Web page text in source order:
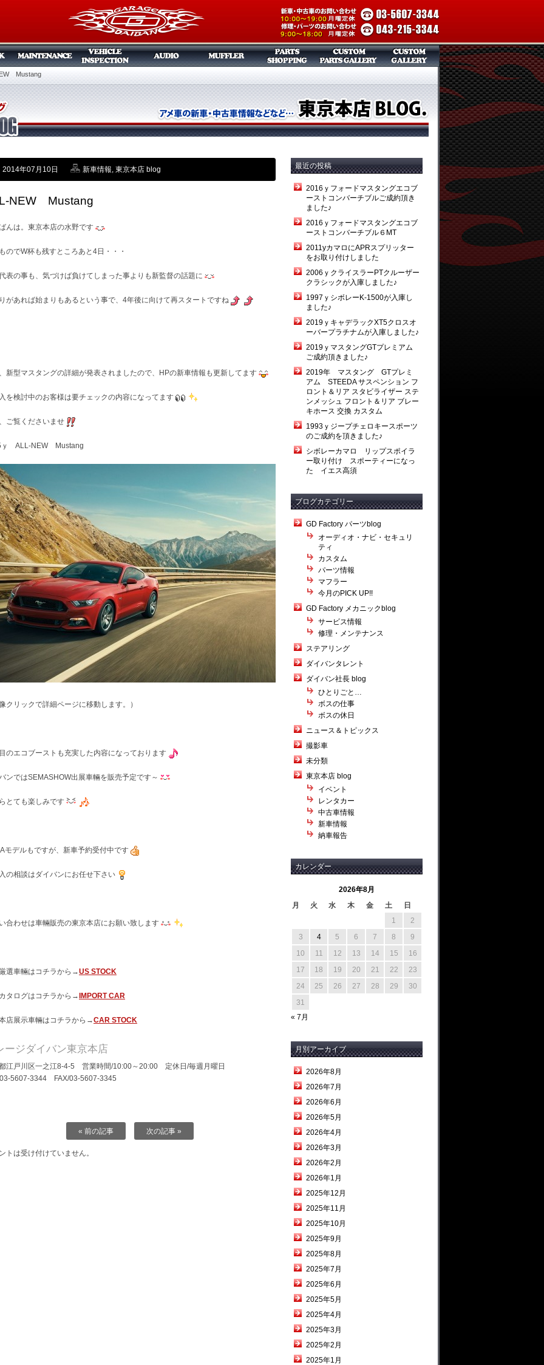
Mustang
2014年07月10日 新車情報, 東京本店 blog
NEW Mustang
んは。東京本店の水野です
のでW杯も残すところあと4日・・・
表の事も、気づけば負けてしまった事よりも新監督の話題に
があれば始まりもあるという事で、4年後に向けて再スタートですね
新型マスタングの詳細が発表されましたので、HPの新車情報も更新してます
を検討中のお客様は要チェックの内容になってます
ご覧くださいませ
ｙ ALL-NEW Mustang
クリックで詳細ページに移動します。）
のエコブーストも充実した内容になっております
ンではSEMASHOW出展車輛を販売予定です～
とても楽しみです
モデルもですが、新車予約受付中です
の相談はダイバンにお任せ下さい
合わせは車輛販売の東京本店にお願い致します
選車輛はコチラから→US STOCK
タログはコチラから→ IMPORT CAR
店展示車輛はコチラから→CAR STOCK
ージダイバン東京本店
江戸川区一之江8-4-5 営業時間/10:00～20:00 定休日/毎週月曜日
5607-3344 FAX/03-5607-3345
« 前の記事 次の記事 »
トは受け付けていません。
最近の投稿
2016ｙフォードマスタングエコブ
ーストコンバーチブルご成約頂き
ました♪
2016ｙフォードマスタングエコブ
ーストコンバーチブル６MT
2011yカマロにAPRスプリッター
をお取り付けしました
2006ｙクライスラーPTクルーザー
クラシックが入庫しました♪
1997ｙシボレーK-1500が入庫し
ました♪
2019ｙキャデラックXT5クロスオ
ーバープラチナムが入庫しました♪
2019ｙマスタングGTプレミアム
ご成約頂きました♪
2019年 マスタング GTプレミ
アム STEEDA サスペンション フ
ロント＆リア スタビライザー ステ
ンメッシュ フロント＆リア ブレー
キホース 交換 カスタム
1993ｙジープチェロキースポーツ
のご成約を頂きました♪
シボレーカマロ リップスポイラ
ー取り付け スポーティーになっ
た イエス高須
ブログカテゴリー
GD Factory パーツblog
オーディオ・ナビ・セキュリ
ティ
カスタム
パーツ情報
マフラー
今月のPICK UP!!
GD Factory メカニックblog
サービス情報
修理・メンテナンス
ステアリング
ダイバンタレント
ダイバン社長 blog
ひとりごと…
ボスの仕事
ボスの休日
ニュース＆トピックス
撮影車
未分類
東京本店 blog
イベント
レンタカー
中古車情報
新車情報
納車報告
カレンダー
2026年8月
月
火 水 木 金 土
日
1
2
3
4 5 6 7 8
9
10
11 12 13 14 15
16
17
18 19 20 21 22
23
24
25 26 27 28 29
30
31
« 7月
月別アーカイブ
2026年8月
2026年7月
2026年6月
2026年5月
2026年4月
2026年3月
2026年2月
2026年1月
2025年12月
2025年11月
2025年10月
2025年9月
2025年8月
2025年7月
2025年6月
2025年5月
2025年4月
2025年3月
2025年2月
2025年1月